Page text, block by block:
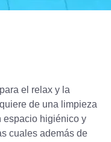
el relax y la
de una limpieza
espacio higiénico y
cuales además de